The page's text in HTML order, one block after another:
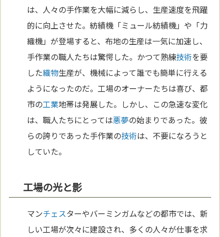
は、人々の手作業を大幅に減らし、生産速度を飛躍
的に向上させた。紡績機「ミュール紡績機」や「力
織機」が登場すると、布地の生産は一気に加速し、
手作業の職人たちは驚愕した。かつて熟練技術を要
した織物生産が、機械によって誰でも簡単に行える
ようになったのだ。工場のオーナーたちは喜び、都
市の工業地帯は発展した。しかし、この急速な変化
は、職人たちにとっては悪夢の始まりであった。彼
らの誇りであった手作業の技術は、不要になろうと
していた。
工場の光と影
マンチェスターやバーミンガムなどの都市では、新
しい工場が次々に建設され、多くの人々が仕事を求